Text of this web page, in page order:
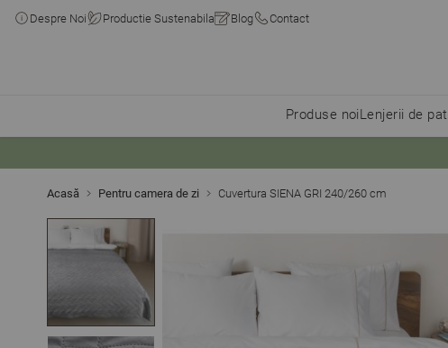
Despre Noi Productie Sustenabila Blog Contact
Produse noiLenjerii de pat
Acasă Pentru camera de zi Cuvertura SIENA GRI 240/260 cm